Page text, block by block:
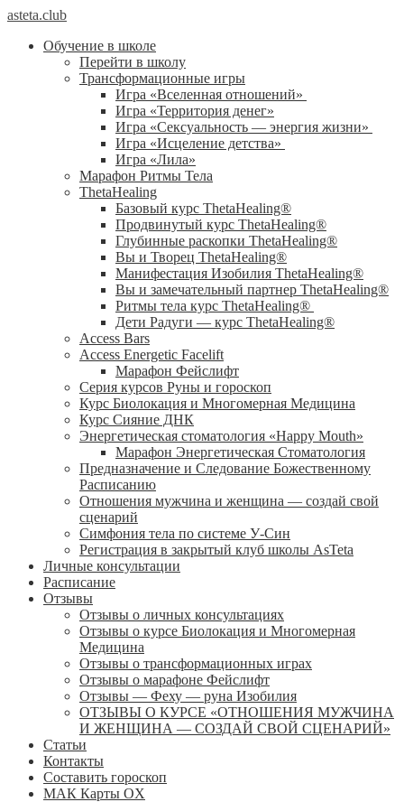
asteta.club
Обучение в школе
Перейти в школу
Трансформационные игры
Игра «Вселенная отношений»
Игра «Территория денег»
Игра «Сексуальность — энергия жизни»
Игра «Исцеление детства»
Игра «Лила»
Марафон Ритмы Тела
ThetaHealing
Базовый курс ThetaHealing®
Продвинутый курс ThetaHealing®
Глубинные раскопки ThetaHealing®
Вы и Творец ThetaHealing®
Манифестация Изобилия ThetaHealing®
Вы и замечательный партнер ThetaHealing®
Ритмы тела курс ThetaHealing®
Дети Радуги — курс ThetaHealing®
Access Bars
Access Energetic Facelift
Марафон Фейслифт
Серия курсов Руны и гороскоп
Курс Биолокация и Многомерная Медицина
Курс Сияние ДНК
Энергетическая стоматология «Happy Mouth»
Марафон Энергетическая Cтоматология
Предназначение и Следование Божественному
Расписанию
Отношения мужчина и женщина — создай свой
сценарий
Симфония тела по системе У-Син
Регистрация в закрытый клуб школы AsTeta
Личные консультации
Расписание
Отзывы
Отзывы о личных консультациях
Отзывы о курсе Биолокация и Многомерная
Медицина
Отзывы о трансформационных играх
Отзывы о марафоне Фейслифт
Отзывы — Феху — руна Изобилия
ОТЗЫВЫ О КУРСЕ «ОТНОШЕНИЯ МУЖЧИНА
И ЖЕНЩИНА — СОЗДАЙ СВОЙ СЦЕНАРИЙ»
Статьи
Контакты
Составить гороскоп
МАК Карты OХ